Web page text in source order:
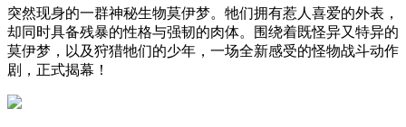
突然现身的一群神秘生物莫伊梦。牠们拥有惹人喜爱的外表，
却同时具备残暴的性格与强韧的肉体。围绕着既怪异又特异的
莫伊梦，以及狩猎牠们的少年，一场全新感受的怪物战斗动作
剧，正式揭幕！